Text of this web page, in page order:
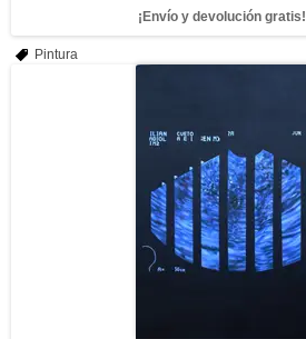
¡Envío y devolución gratis!
Pintura